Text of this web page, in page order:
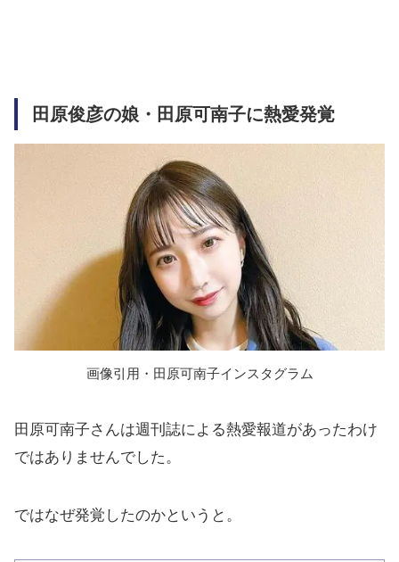
田原俊彦の娘・田原可南子に熱愛発覚
画像引用・田原可南子インスタグラム
田原可南子さんは週刊誌による熱愛報道があったわけ
ではありませんでした。
ではなぜ発覚したのかというと。